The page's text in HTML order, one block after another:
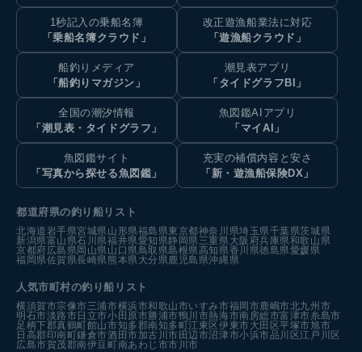
1秒記入の乗船名簿
「乗船名簿クラウド」
改正遊漁船業法に対応
「遊漁船クラウド」
船釣りメディア
「船釣りマガジン」
潮見表アプリ
「タイドグラフBI」
全国の潮汐情報
「潮見表・タイドグラフ」
魚図鑑AIアプリ
「マイAI」
魚図鑑サイト
「写真から探せる魚図鑑」
充実の補償内容と安さ
「新・遊漁船保険DX」
都道府県の釣り船リスト
北海道岩手県宮城県山形県福島県東京都神奈川県埼玉県千葉県茨城県
新潟県富山県石川県福井県愛知県静岡県三重県大阪府兵庫県和歌山県
京都府広島県岡山県山口県鳥取県島根県高知県香川県徳島県愛媛県
福岡県佐賀県長崎県熊本県大分県鹿児島県沖縄県
人気市町村の釣り船リスト
横須賀市宗像市三浦市横浜市和歌山市いすみ市福岡市鹿嶋市北九州市
明石市淡路市 日立市小田原市勝浦市鴨川市熱海市南房総市富津市糸島市
足柄下郡真鶴町館山市知多郡南知多町江東区伊東市大田区平塚市旭市
日高郡印南町鎌倉市酒田市加古川市 田辺市沼津市小浜市品川区江戸川区
広島市賀茂郡南伊豆町南あわじ市市川市